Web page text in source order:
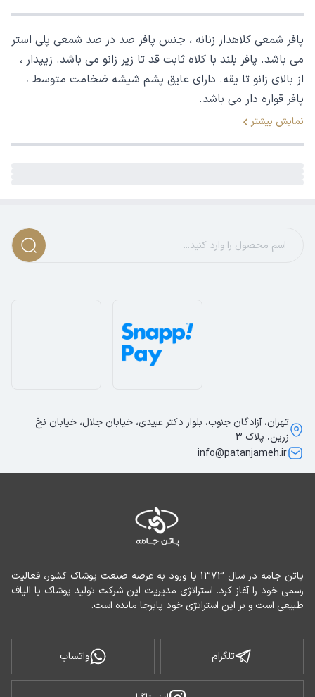
پافر شمعی کلاهدار زنانه ، جنس پافر صد در صد شمعی پلی استر
می باشد. پافر بلند با کلاه ثابت قد تا زیر زانو می باشد. زیپدار ،
از بالای زانو تا یقه. دارای عایق پشم شیشه ضخامت متوسط ،
پافر قواره دار می باشد.
نمایش بیشتر
طبیعی است و بر این استراتژی خود پابرجا مانده است.
تلگرام واتساپ
تهران، آزادگان جنوب، بلوار دکتر عبیدی، خیابان جلال، خیابان نخ
زرین، پلاک 3
info@patanjameh.ir